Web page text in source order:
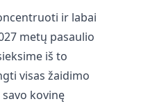
ir labai
metų pasaulio
iš to
visas žaidimo
kovinę